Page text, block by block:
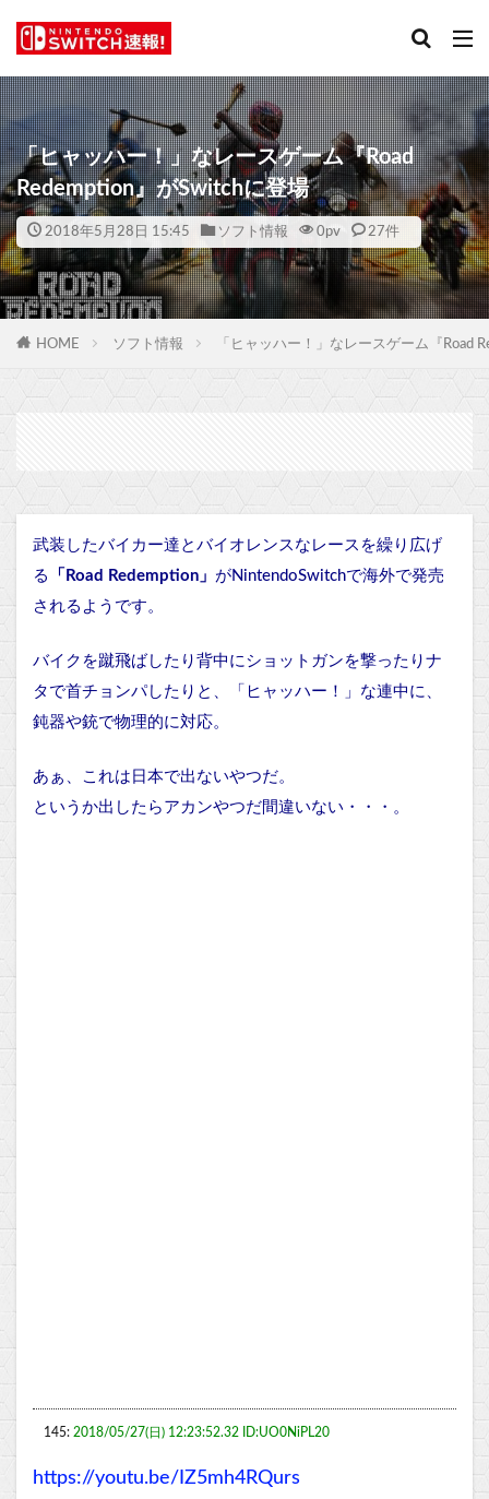
「ヒャッハー！」なレースゲーム『Road
Redemption』がSwitchに登場
2018年5月28日 15:45 ソフト情報 0pv 27件
HOME ソフト情報 「ヒャッハー！」なレースゲーム『Road
武装したバイカー達とバイオレンスなレースを繰り広げ
る
「Road Redemption」 がNintendoSwitchで海外で発売
されるようです。
バイクを蹴飛ばしたり背中にショットガンを撃ったりナ
タで首チョンパしたりと、「ヒャッハー！」な連中に、
鈍器や銃で物理的に対応。
あぁ、これは日本で出ないやつだ。
というか出したらアカンやつだ間違いない・・・。
145: 2018/05/27(日) 12:23:52.32 ID:UO0NiPL20
https://youtu.be/IZ5mh4RQurs